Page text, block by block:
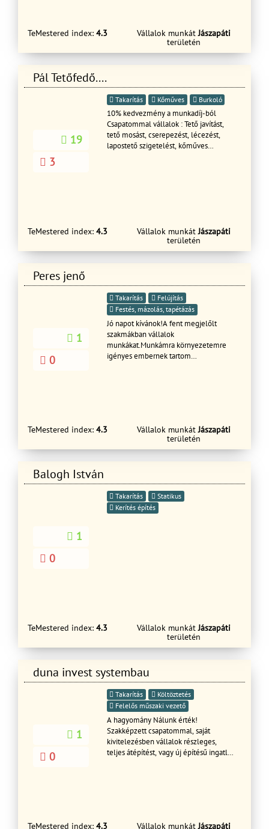
TeMestered index: 4.3 Vállalok munkátJászapáti
területén
Pál Tetőfedő....
19
3
Takarítás Kőműves Burkoló
10% kedvezmény a munkadíj-ból
Csapatommal vállalok : Tető javítást,
tető mosást, cserepezést, lécezést,
lapostető szigetelést, kőműves
TeMestered index: 4.3 Vállalok munkátJászapáti
területén
Peres jenő
1
0
Takarítás
Felújítás
Festés, mázolás, tapétázás
Jó napot kívánok!A fent megjelőlt
szakmákban vállalok
munkákat.Munkámra környezetemre
igényes embernek tartom
TeMestered index: 4.3 Vállalok munkátJászapáti
területén
Balogh István
1
0
Takarítás
Statikus
Kerítés építés
TeMestered index: 4.3 Vállalok munkátJászapáti
területén
duna invest systembau
1
0
Takarítás
Költöztetés
Felelős műszaki vezető
A hagyomány Nálunk érték!
Szakképzett csapatommal, saját
kivitelezésben vállalok részleges,
teljes átépítést, vagy új építésű ingatlan
TeMestered index: 4.3 Vállalok munkátJászapáti